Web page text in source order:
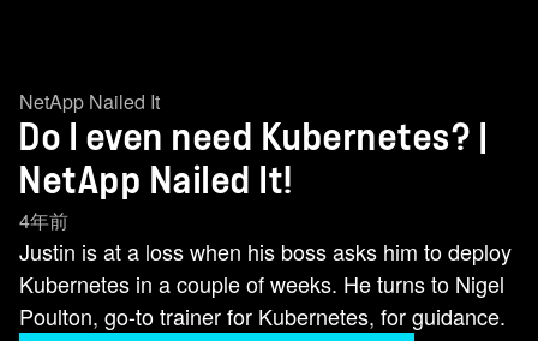
NetApp Nailed It
Do I even need Kubernetes? |
NetApp Nailed It!
4年前
Justin is at a loss when his boss asks him to deploy
Kubernetes in a couple of weeks. He turns to Nigel
Poulton, go-to trainer for Kubernetes, for guidance.